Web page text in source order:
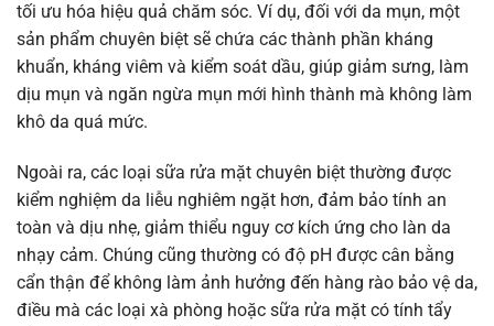
tối ưu hóa hiệu quả chăm sóc. Ví dụ, đối với da mụn, một
sản phẩm chuyên biệt sẽ chứa các thành phần kháng
khuẩn, kháng viêm và kiểm soát dầu, giúp giảm sưng, làm
dịu mụn và ngăn ngừa mụn mới hình thành mà không làm
khô da quá mức.
Ngoài ra, các loại sữa rửa mặt chuyên biệt thường được
kiểm nghiệm da liễu nghiêm ngặt hơn, đảm bảo tính an
toàn và dịu nhẹ, giảm thiểu nguy cơ kích ứng cho làn da
nhạy cảm. Chúng cũng thường có độ pH được cân bằng
cẩn thận để không làm ảnh hưởng đến hàng rào bảo vệ da,
điều mà các loại xà phòng hoặc sữa rửa mặt có tính tẩy